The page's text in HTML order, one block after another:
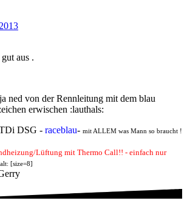
aus .
ned von der Rennleitung mit dem blau
erwischen :lauthals:
DSG - raceblau- mit ALLEM was Mann so braucht !
Lüftung mit Thermo Call!! - einfach nur
[size=8]